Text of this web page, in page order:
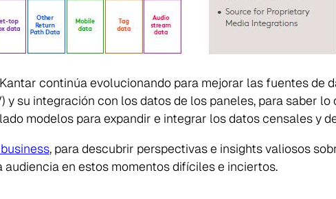
continúa evolucionando para mejorar las fuentes de
su integración con los datos de los paneles, para saber lo
modelos para expandir e integrar los datos censales y
, para descubrir perspectivas e insightsvaliosos
en estos momentos difíciles e inciertos.